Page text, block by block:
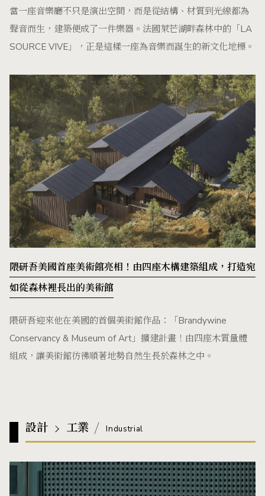
當一座音樂廳不只是演出空間，而是從結構、材質到光線都為
聲音而生，建築便成了一件樂器。法國萊芒湖畔森林中的「LA
SOURCE VIVE」，正是這樣一座為音樂而誕生的新文化地標。
隈研吾美國首座美術館亮相！由四座木構建築組成，打造宛
如從森林裡長出的美術館
隈研吾迎來他在美國的首個美術館作品：「Brandywine
Conservancy & Museum of Art」擴建計畫！由四座木質量體
組成，讓美術館彷彿順著地勢自然生長於森林之中。
設計 工業 Industrial